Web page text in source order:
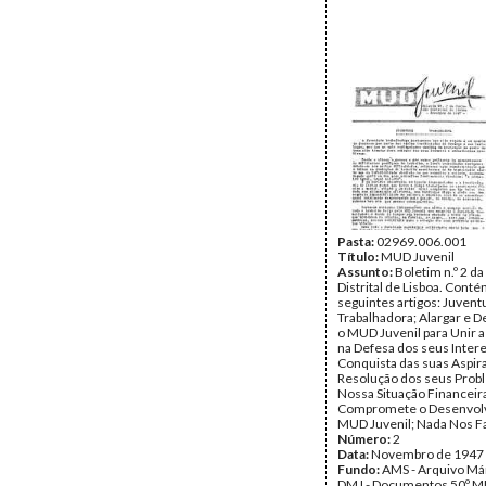
Pasta:02969.006.001
Título:MUD Juvenil
Assunto:Boletim n.º 2
Distrital de Lisboa.
seguintes artigos:
Trabalhadora; Alargar e
o MUD Juvenil para Unir
na Defesa dos seus
Conquista das suas
Resolução dos seus
Nossa Situação
Compromete o
MUD Juvenil; Nada Nos
Número:2
Data:Novembro de 1947
Fundo:AMS - Arquivo